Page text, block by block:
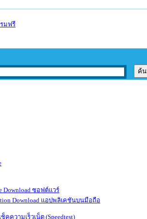
ซอฟต์แวร์
แอปพลิเคชันบนมือถือ
เช็คความเร็วเน็ต (Speedtest)